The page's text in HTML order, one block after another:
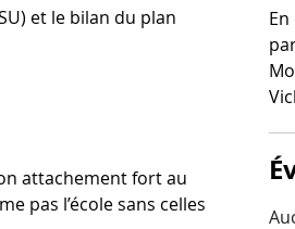
et le bilan du plan
attachement fort au
pas l’école sans celles